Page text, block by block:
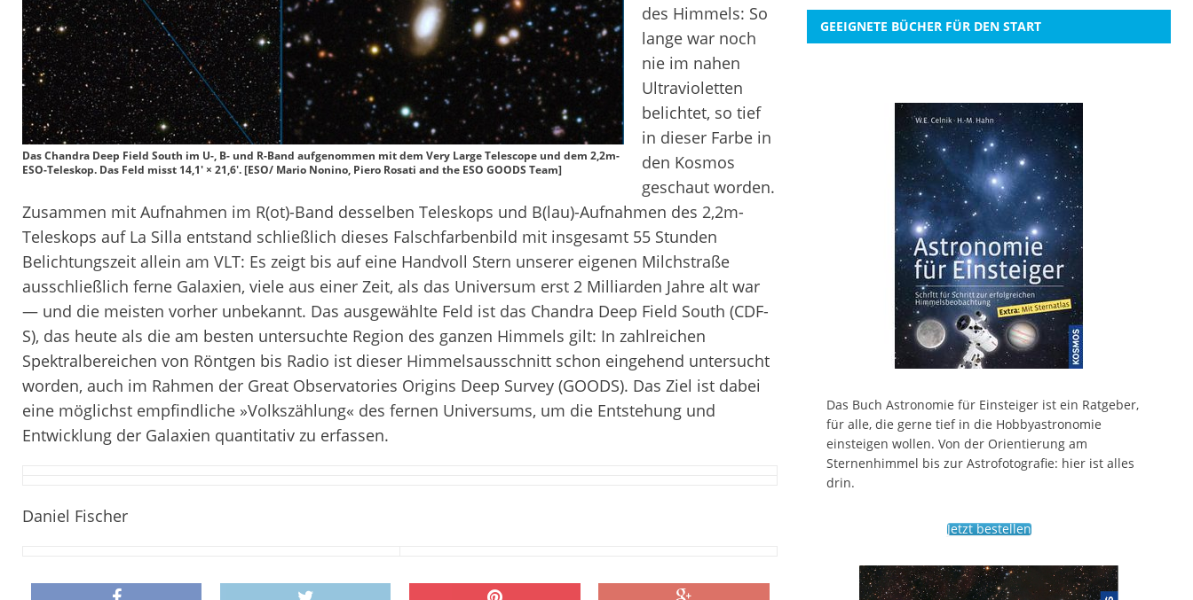
Das Chandra Deep Field South im U-, B- und R-Band aufgenommen mit dem Very Large Telescope und dem 2,2m-
ESO-Teleskop. Das Feld misst 14,1′ × 21,6′. [ESO/ Mario Nonino, Piero Rosati and the ESO GOODS Team]
des Himmels: So
lange war noch
nie im nahen
Ultravioletten
belichtet, so tief
in dieser Farbe in
den Kosmos
geschaut worden.
Zusammen mit Aufnahmen im R(ot)-Band desselben Teleskops und B(lau)-Aufnahmen des 2,2m-
Teleskops auf La Silla entstand schließlich dieses Falschfarbenbild mit insgesamt 55 Stunden
Belichtungszeit allein am VLT: Es zeigt bis auf eine Handvoll Stern unserer eigenen Milchstraße
ausschließlich ferne Galaxien, viele aus einer Zeit, als das Universum erst 2 Milliarden Jahre alt war
— und die meisten vorher unbekannt. Das ausgewählte Feld ist das Chandra Deep Field South (CDF-
S), das heute als die am besten untersuchte Region des ganzen Himmels gilt: In zahlreichen
Spektralbereichen von Röntgen bis Radio ist dieser Himmelsausschnitt schon eingehend untersucht
worden, auch im Rahmen der Great Observatories Origins Deep Survey (GOODS). Das Ziel ist dabei
eine möglichst empfindliche »Volkszählung« des fernen Universums, um die Entstehung und
Entwicklung der Galaxien quantitativ zu erfassen.
Daniel Fischer
GEEIGNETE BÜCHER FÜR DEN START
Das Buch Astronomie für Einsteiger ist ein Ratgeber,
für alle, die gerne tief in die Hobbyastronomie
einsteigen wollen. Von der Orientierung am
Sternenhimmel bis zur Astrofotografie: hier ist alles
drin.
Jetzt bestellen